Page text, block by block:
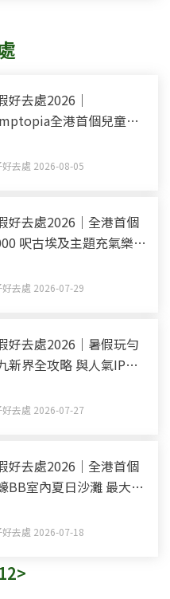
好去處2026｜
全港首個兒童透
滑梯+洗車體驗
好去處 2026-08-05
好去處2026｜全港首個
呎古埃及主題充氣樂園
好去處 2026-07-29
好去處2026｜暑假玩勻
新界全攻略 與人氣IP打
）
好去處 2026-07-27
好去處2026｜全港首個
BB室內夏日沙灘 最大室
好去處 2026-07-18
>